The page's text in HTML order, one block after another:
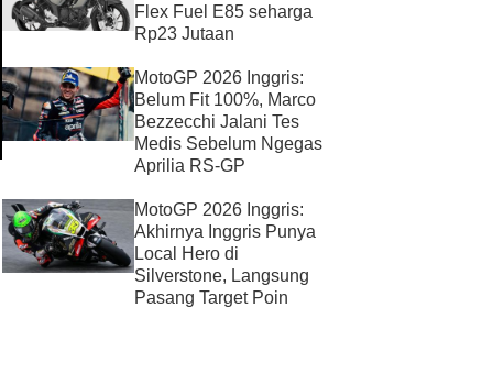
Flex Fuel E85 seharga
Rp23 Jutaan
MotoGP 2026 Inggris:
Belum Fit 100%, Marco
Bezzecchi Jalani Tes
Medis Sebelum Ngegas
Aprilia RS-GP
MotoGP 2026 Inggris:
Akhirnya Inggris Punya
Local Hero di
Silverstone, Langsung
Pasang Target Poin